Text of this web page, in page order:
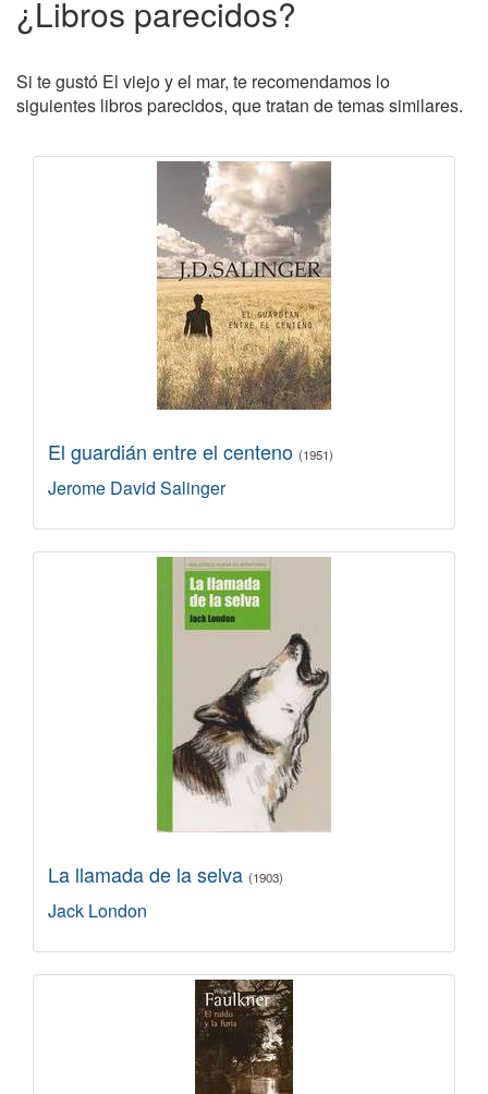
¿Libros parecidos?
Si te gustó El viejo y el mar, te recomendamos lo
siguientes libros parecidos, que tratan de temas similares.
El guardián entre el centeno (1951)
Jerome David Salinger
La llamada de la selva (1903)
Jack London